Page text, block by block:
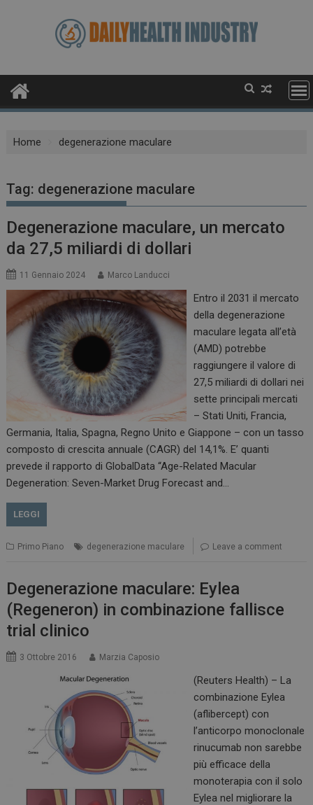
Home degenerazione maculare
Tag: degenerazione maculare
Degenerazione maculare, un mercato
da 27,5 miliardi di dollari
11 Gennaio 2024 Marco Landucci
Entro il 2031 il mercato
della degenerazione
maculare legata all’età
(AMD) potrebbe
raggiungere il valore di
27,5 miliardi di dollari nei
sette principali mercati
– Stati Uniti, Francia,
Germania, Italia, Spagna, Regno Unito e Giappone – con un tasso
composto di crescita annuale (CAGR) del 14,1%. E’ quanti
prevede il rapporto di GlobalData “Age-Related Macular
Degeneration: Seven-Market Drug Forecast and…
LEGGI
Primo Piano degenerazione maculare Leave a comment
Degenerazione maculare: Eylea
(Regeneron) in combinazione fallisce
trial clinico
3 Ottobre 2016 Marzia Caposio
(Reuters Health) – La
combinazione Eylea
(aflibercept) con
l’anticorpo monoclonale
rinucumab non sarebbe
più efficace della
monoterapia con il solo
Eylea nel migliorare la